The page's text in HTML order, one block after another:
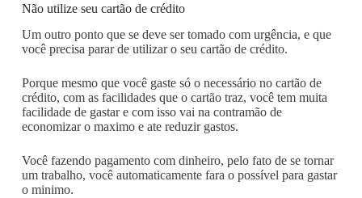
Não utilize seu cartão de crédito
Um outro ponto que se deve ser tomado com urgência, e que
você precisa parar de utilizar o seu cartão de crédito.
Porque mesmo que você gaste só o necessário no cartão de
crédito, com as facilidades que o cartão traz, você tem muita
facilidade de gastar e com isso vai na contramão de
economizar o maximo e ate reduzir gastos.
Você fazendo pagamento com dinheiro, pelo fato de se tornar
um trabalho, você automaticamente fara o possível para gastar
o minimo.